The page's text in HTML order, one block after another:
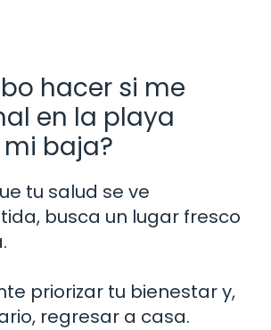
hacer si me
en la playa
baja?
tu salud se ve
busca un lugar fresco
priorizar tu bienestar y,
regresar a casa.